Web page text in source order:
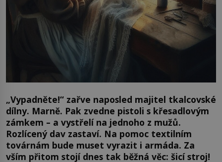
„Vypadněte!“ zařve naposled majitel tkalcovské
dílny. Marně. Pak zvedne pistoli s křesadlovým
zámkem – a vystřelí na jednoho z mužů.
Rozlícený dav zastaví. Na pomoc textilním
továrnám bude muset vyrazit i armáda. Za
vším přitom stojí dnes tak běžná věc: šicí stroj!